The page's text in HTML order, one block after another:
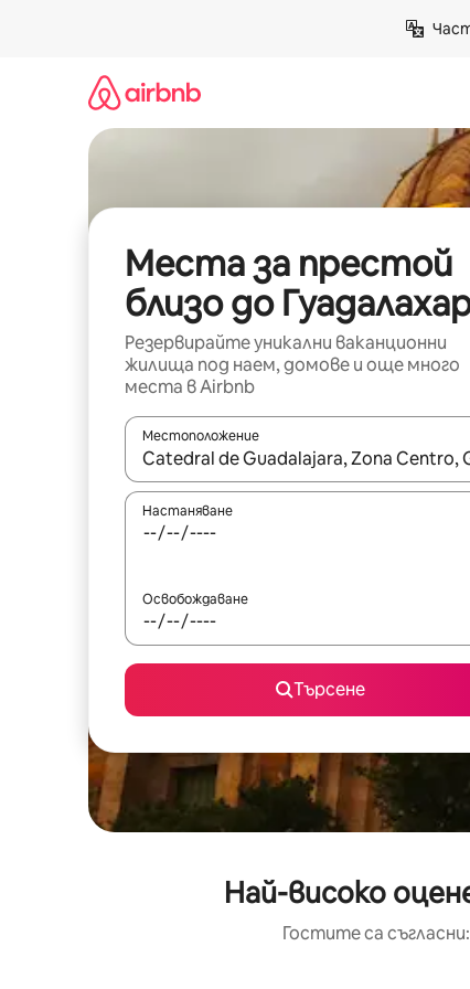
Места за престой
близо до
Резервирайте уникални ваканционни
жилища под наем, домове и още много
места в Airbnb
Местоположение
Когато резултатите се покажат,
Настаняване
Освобождаване
Търсене
Най-високо
Гостите са